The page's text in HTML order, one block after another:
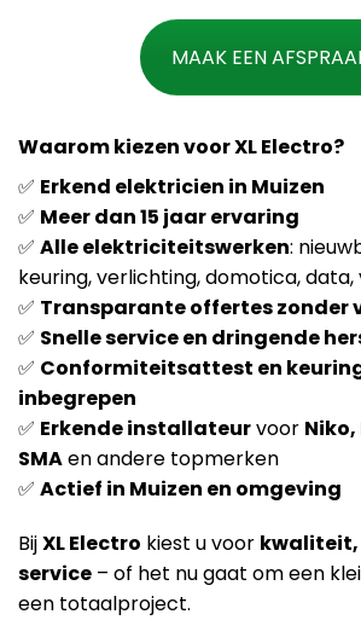
MAAK EEN
Waarom kiezen voor XL Electro?
✅ Erkend elektricien in Muizen
✅ Meer dan 15 jaar ervaring
✅ Alle elektriciteitswerken:
keuring, verlichting, domotica, data,
✅ Transparante offertes zonder
✅ Snelle service en dringende
✅ Conformiteitsattest en
inbegrepen
✅ Erkende installateurvoor Niko,
SMAen andere topmerken
✅ Actief in Muizen en omgeving
BijXL Electro kiest u voor kwaliteit,
service – of het nu gaat om een
een totaalproject.